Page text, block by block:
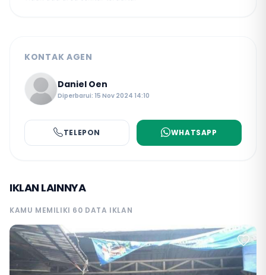
KONTAK AGEN
Daniel Oen
Diperbarui: 15 Nov 2024 14:10
TELEPON WHATSAPP
IKLAN LAINNYA
KAMU MEMILIKI 60 DATA IKLAN